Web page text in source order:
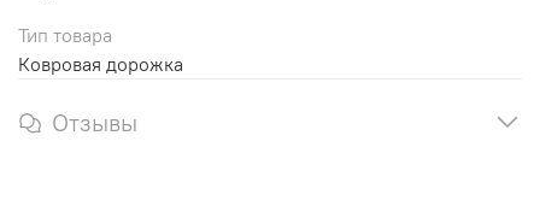
Тип товара
Ковровая дорожка
Отзывы